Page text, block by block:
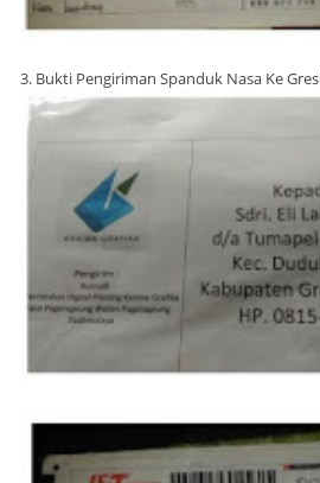
3. Bukti Pengiriman Spanduk Nasa Ke